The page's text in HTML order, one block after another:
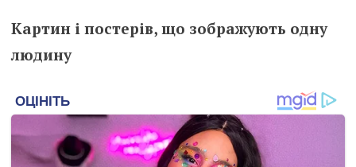
Картин і постерів, що зображують одну
людину